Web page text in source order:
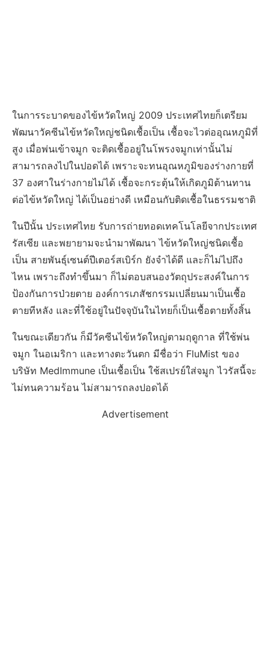
ในการระบาดของไข้หวัดใหญ่ 2009 ประเทศไทยก็เตรียม
พัฒนาวัคซีนไข้หวัดใหญ่ชนิดเชื้อเป็น เชื้อจะไวต่ออุณหภูมิที่
สูง เมื่อพ่นเข้าจมูก จะติดเชื้ออยู่ในโพรงจมูกเท่านั้นไม่
สามารถลงไปในปอดได้ เพราะจะทนอุณหภูมิของร่างกายที่
37 องศาในร่างกายไม่ได้ เชื้อจะกระตุ้นให้เกิดภูมิต้านทาน
ต่อไข้หวัดใหญ่ ได้เป็นอย่างดี เหมือนกับติดเชื้อในธรรมชาติ
ในปีนั้น ประเทศไทย รับการถ่ายทอดเทคโนโลยีจากประเทศ
รัสเซีย และพยายามจะนำมาพัฒนา ไข้หวัดใหญ่ชนิดเชื้อ
เป็น สายพันธุ์เซนต์ปีเตอร์สเบิร์ก ยังจำได้ดี และก็ไม่ไปถึง
ไหน เพราะถึงทำขึ้นมา ก็ไม่ตอบสนองวัตถุประสงค์ในการ
ป้องกันการป่วยตาย องค์การเภสัชกรรมเปลี่ยนมาเป็นเชื้อ
ตายทีหลัง และที่ใช้อยู่ในปัจจุบันในไทยก็เป็นเชื้อตายทั้งสิ้น
ในขณะเดียวกัน ก็มีวัคซีนไข้หวัดใหญ่ตามฤดูกาล ที่ใช้พ่น
จมูก ในอเมริกา และทางตะวันตก มีชื่อว่า FluMist ของ
บริษัท MedImmune เป็นเชื้อเป็น ใช้สเปรย์ใส่จมูก ไวรัสนี้จะ
ไม่ทนความร้อน ไม่สามารถลงปอดได้
Advertisement